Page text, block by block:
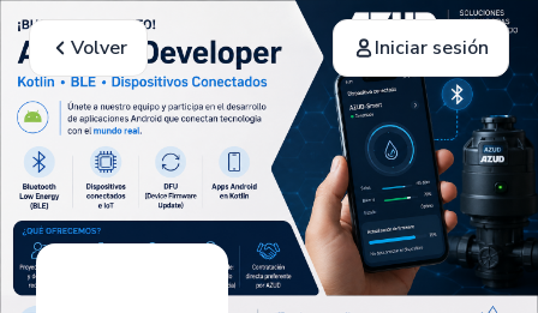
Volver Iniciar sesión